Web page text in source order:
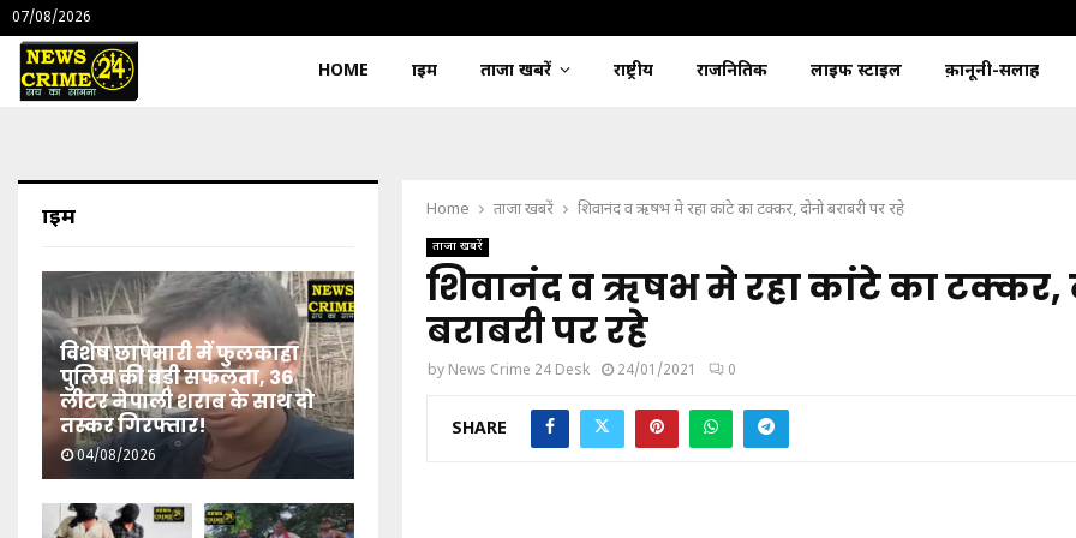
07/08/2026
HOME क्राइम ताजा खबरें राष्ट्रीय राजनितिक लाइफ स्टाइल क़ानूनी-सलाह
Home ताजा खबरें शिवानंद व ऋषभ मे रहा कांटे का टक्कर, दोनो बराबरी पर रहे
ताजा खबरें
शिवानंद व ऋषभ मे रहा कांटे का टक्कर,
बराबरी पर रहे
by News Crime 24 Desk 24/01/2021 0
SHARE
क्राइम
विशेष छापेमारी में फुलकाहा
पुलिस की बड़ी सफलता, 36
लीटर नेपाली शराब के साथ दो
तस्कर गिरफ्तार!
04/08/2026